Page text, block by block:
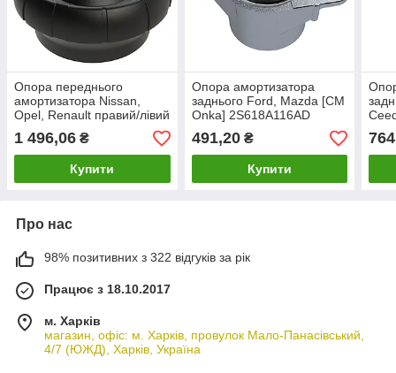
Опора переднього
амортизатора Nissan,
Opel, Renault правий/лівий
1 496,06 ₴
Купити
Опора амортизатора
заднього Ford, Mazda [СМ
Onka] 2S618A116AD
491,20₴
Купити
Про нас
98% позитивних з 322 відгуків за рік
Працює з 18.10.2017
м. Харків
магазин, офіс: м. Харків, провулок Мало-Панасівський,
4/7 (ЮЖД), Харків, Україна